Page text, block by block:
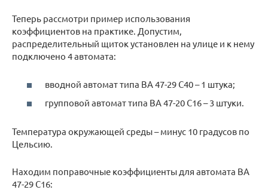
Теперь рассмотри пример использования
коэффициентов на практике. Допустим,
распределительный щиток установлен на улице и к нему
подключено 4 автомата:
вводной автомат типа ВА 47-29 С40 – 1 штука;
групповой автомат типа ВА 47-20 С16 – 3 штуки.
Температура окружающей среды – минус 10 градусов по
Цельсию.
Находим поправочные коэффициенты для автомата ВА
47-29 С16: